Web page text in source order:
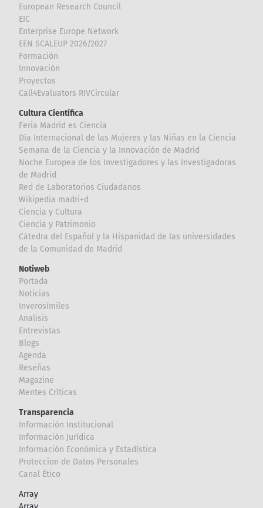
European Research Council
EIC
Enterprise Europe Network
EEN SCALEUP 2026/2027
Formación
Innovación
Proyectos
Call4Evaluators RIVCircular
Cultura Científica
Feria Madrid es Ciencia
Día Internacional de las Mujeres y las Niñas en la Ciencia
Semana de la Ciencia y la Innovación de Madrid
Noche Europea de los Investigadores y las Investigadoras
de Madrid
Red de Laboratorios Ciudadanos
Wikipedia madri+d
Ciencia y Cultura
Ciencia y Patrimonio
Cátedra del Español y la Hispanidad de las universidades
de la Comunidad de Madrid
Notiweb
Portada
Noticias
Inverosímiles
Analisis
Entrevistas
Blogs
Agenda
Reseñas
Magazine
Mentes Críticas
Transparencia
Información Institucional
Información Jurídica
Información Económica y Estadística
Proteccion de Datos Personales
Canal Ético
Array